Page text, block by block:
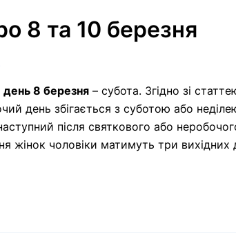
8 та 10 березня
8 березня – субота. Згідно зі
день збігається з суботою або
після святкового або
жінок чоловіки матимуть три вихідних